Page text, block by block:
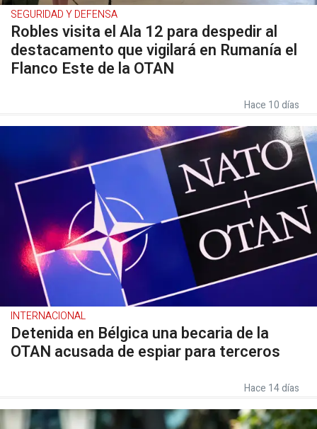
SEGURIDAD Y DEFENSA
Robles visita el Ala 12 para despedir al
destacamento que vigilará en Rumanía el
Flanco Este de la OTAN
Hace 10 días
INTERNACIONAL
Detenida en Bélgica una becaria de la
OTAN acusada de espiar para terceros
Hace 14 días